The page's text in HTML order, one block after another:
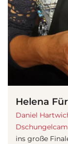
Helena
Daniel
ins große